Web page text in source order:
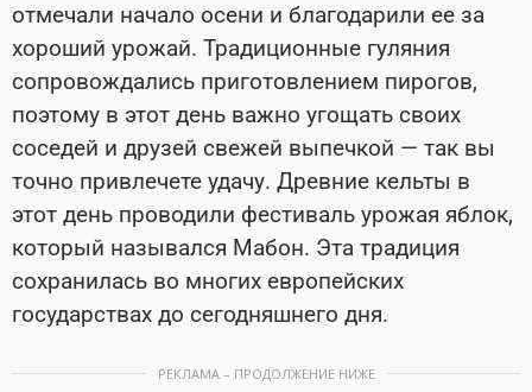
отмечали начало осени и благодарили ее за
хороший урожай. Традиционные гуляния
сопровождались приготовлением пирогов,
поэтому в этот день важно угощать своих
соседей и друзей свежей выпечкой — так вы
точно привлечете удачу. Древние кельты в
этот день проводили фестиваль урожая яблок,
который назывался Мабон. Эта традиция
сохранилась во многих европейских
государствах до сегодняшнего дня.
РЕКЛАМА – ПРОДОЛЖЕНИЕ НИЖЕ